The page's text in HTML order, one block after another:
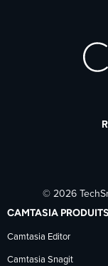
© 2026
CAMTASIA PRODUITS
Camtasia Editor
Camtasia Snagit